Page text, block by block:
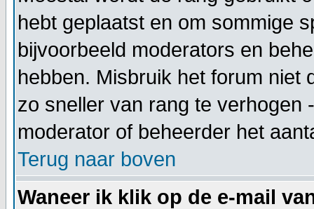
hebt geplaatst en om sommige
bijvoorbeeld moderators en
hebben. Misbruik het forum niet
zo sneller van rang te verhogen
moderator of beheerder het
Terug naar boven
Waneer ik klik op de e-mail